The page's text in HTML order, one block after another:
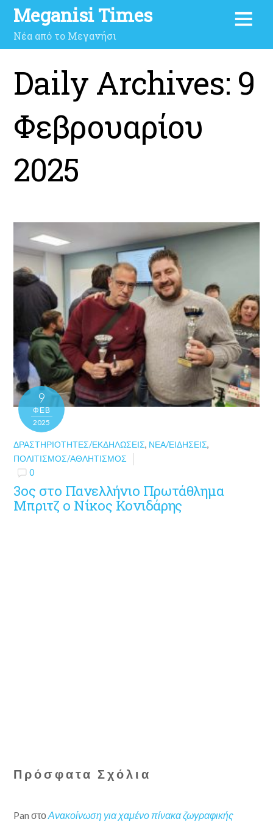
Meganisi Times
Νέα από το Μεγανήσι
Daily Archives: 9
Φεβρουαρίου
2025
9
ΦΕΒ
2025
ΔΡΑΣΤΗΡΙΌΤΗΤΕΣ/ΕΚΔΗΛΏΣΕΙΣ, ΝΈΑ/ΕΙΔΉΣΕΙΣ,
ΠΟΛΙΤΙΣΜΌΣ/ΑΘΛΗΤΙΣΜΌΣ
0
3ος στο Πανελλήνιο Πρωτάθλημα
Μπριτζ ο Νίκος Κονιδάρης
Πρόσφατα Σχόλια
Pan στοΑνακοίνωση για χαμένο πίνακα ζωγραφικής